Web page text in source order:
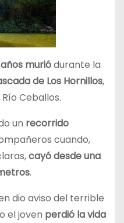
muriódurante la
de Los Hornillos,
Ceballos.
un recorrido
cuando,
cayó desde una
.
dio aviso del terrible
el joven perdió la vida